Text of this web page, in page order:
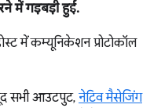
में गड़बड़ी हुई.
में कम्यूनिकेशन प्रोटोकॉल
सभी आउटपुट, नेटिव मैसेजिंग